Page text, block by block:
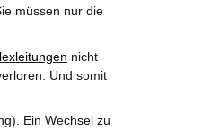
müssen nur die
nicht
Und somit
Ein Wechsel zu